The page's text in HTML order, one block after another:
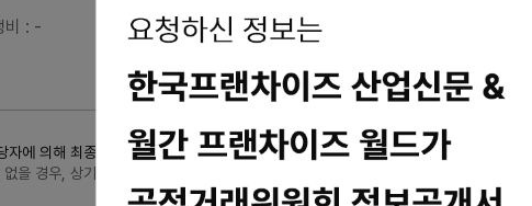
: -
자에 의해 최종 수정된 내용입니다. 최종수정일시 : 2021-07-19 16:38:39
을 경우, 상기 정보는 공정거래위원회 또는 브랜드 홈페이지에서 수집된 기본정보입니다.